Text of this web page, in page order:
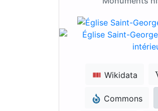
Wikidata
Commons